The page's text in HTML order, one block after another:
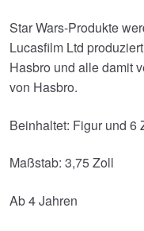
Star Wars-Produkte
Lucasfilm Ltd produziert
Hasbro und alle damit
von Hasbro.
Beinhaltet: Figur und 6
Maßstab: 3,75 Zoll
Ab 4 Jahren